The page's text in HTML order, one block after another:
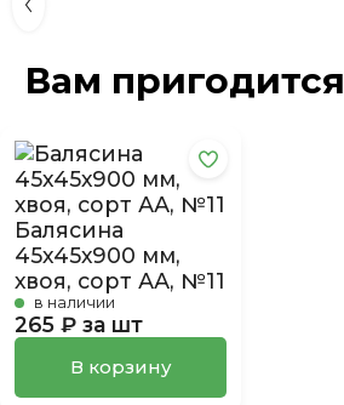
Вам пригодится
Балясина
45х45х900 мм,
хвоя, сорт АА, №11
в наличии
265 ₽ за шт
В корзину